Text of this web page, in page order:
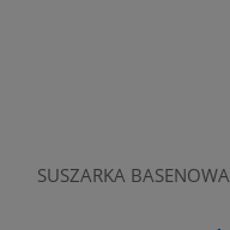
SUSZARKA